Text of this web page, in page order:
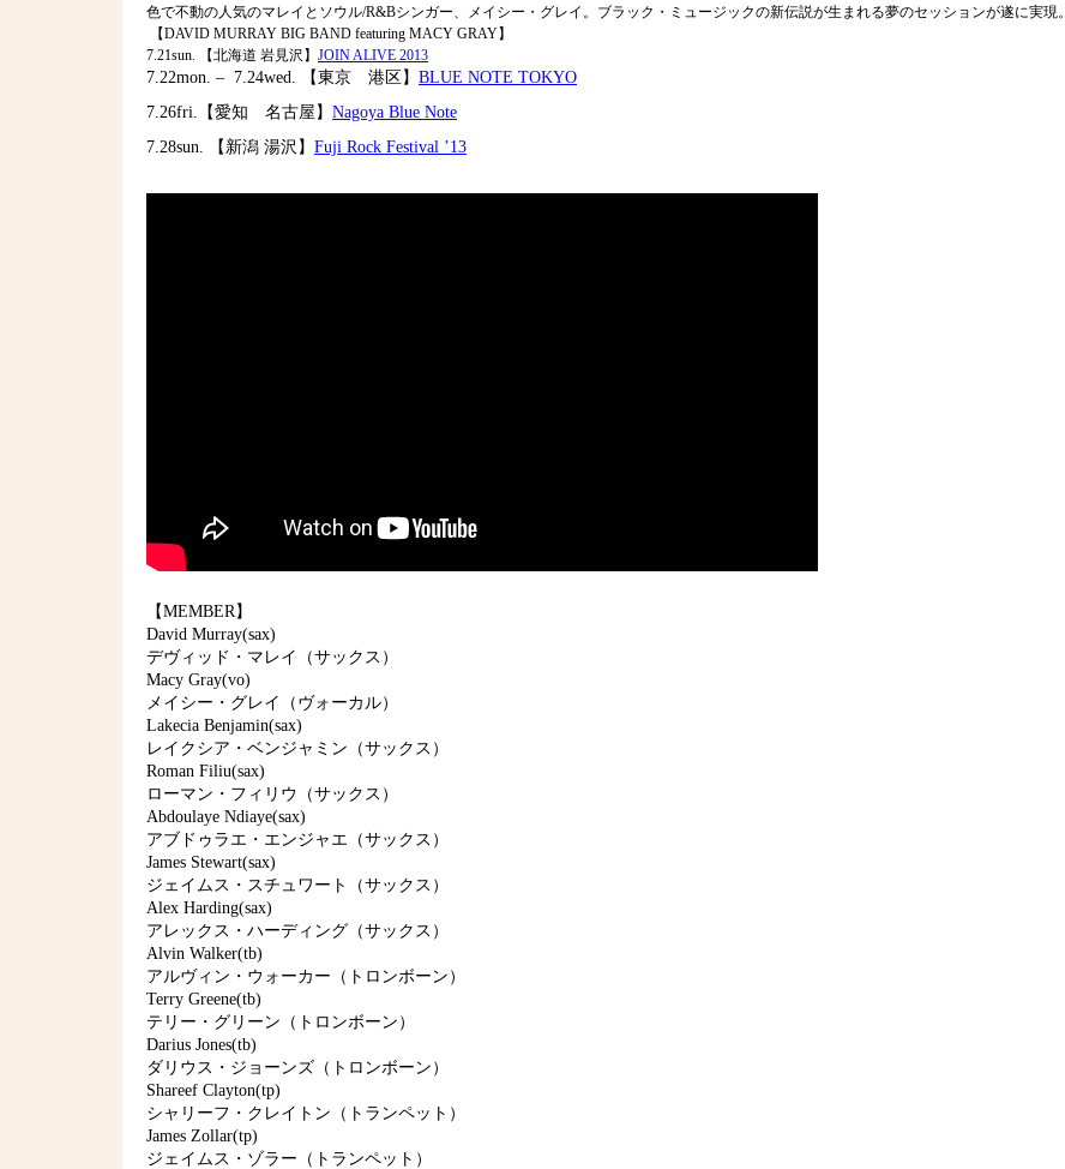
色で不動の人気のマレイとソウル/R&Bシンガー、メイシー・グレイ。ブラック・ミュージックの新伝説が生まれる夢のセッションが遂に実現。
【DAVID MURRAY BIG BAND featuring MACY GRAY】
7.21sun. 【北海道 岩見沢】 JOIN ALIVE 2013
7.22mon. – 7.24wed. 【東京 港区】 BLUE NOTE TOKYO
7.26fri.【愛知 名古屋】 Nagoya Blue Note
7.28sun. 【新潟 湯沢】 Fuji Rock Festival ’13
【MEMBER】
David Murray(sax)
デヴィッド・マレイ（サックス）
Macy Gray(vo)
メイシー・グレイ（ヴォーカル）
Lakecia Benjamin(sax)
レイクシア・ベンジャミン（サックス）
Roman Filiu(sax)
ローマン・フィリウ（サックス）
Abdoulaye Ndiaye(sax)
アブドゥラエ・エンジャエ（サックス）
James Stewart(sax)
ジェイムス・スチュワート（サックス）
Alex Harding(sax)
アレックス・ハーディング（サックス）
Alvin Walker(tb)
アルヴィン・ウォーカー（トロンボーン）
Terry Greene(tb)
テリー・グリーン（トロンボーン）
Darius Jones(tb)
ダリウス・ジョーンズ（トロンボーン）
Shareef Clayton(tp)
シャリーフ・クレイトン（トランペット）
James Zollar(tp)
ジェイムス・ゾラー（トランペット）